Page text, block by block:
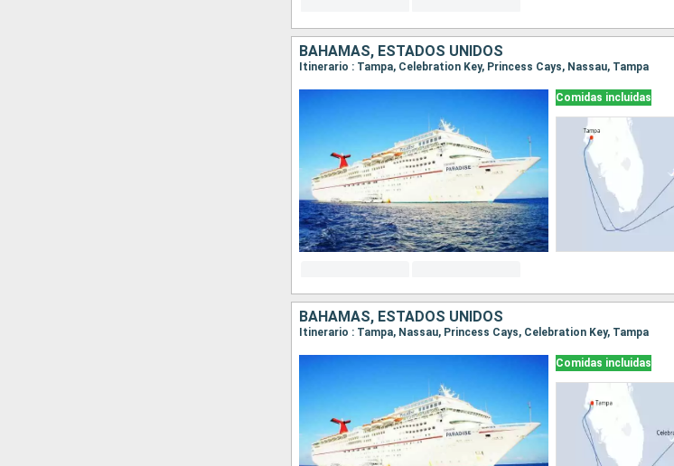
BAHAMAS, ESTADOS UNIDOS
Itinerario : Tampa, Celebration Key, Princess Cays, Nassau, Tampa
Comidas incluidas
BAHAMAS, ESTADOS UNIDOS
Itinerario : Tampa, Nassau, Princess Cays, Celebration Key, Tampa
Comidas incluidas